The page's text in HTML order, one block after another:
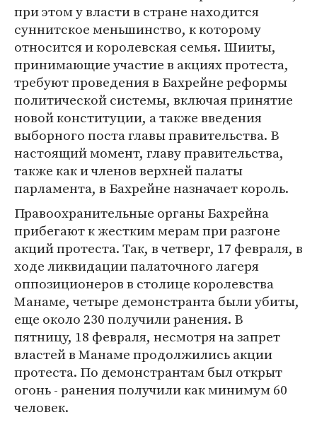
при этом у власти в стране находится
суннитское меньшинство, к которому
относится и королевская семья. Шииты,
принимающие участие в акциях протеста,
требуют проведения в Бахрейне реформы
политической системы, включая принятие
новой конституции, а также введения
выборного поста главы правительства. В
настоящий момент, главу правительства,
также как и членов верхней палаты
парламента, в Бахрейне назначает король.
Правоохранительные органы Бахрейна
прибегают к жестким мерам при разгоне
акций протеста. Так, в четверг, 17 февраля, в
ходе ликвидации палаточного лагеря
оппозиционеров в столице королевства
Манаме, четыре демонстранта были убиты,
еще около 230 получили ранения. В
пятницу, 18 февраля, несмотря на запрет
властей в Манаме продолжились акции
протеста. По демонстрантам был открыт
огонь - ранения получили как минимум 60
человек.